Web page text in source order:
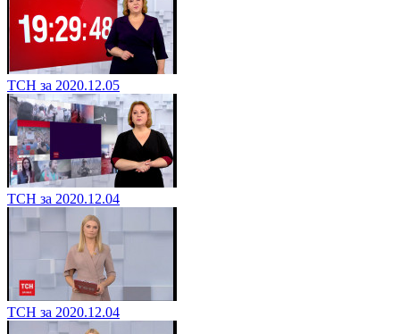
ТСН за 2020.12.05
ТСН за 2020.12.04
ТСН за 2020.12.04